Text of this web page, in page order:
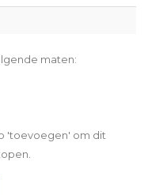
maten:
'toevoegen' om dit